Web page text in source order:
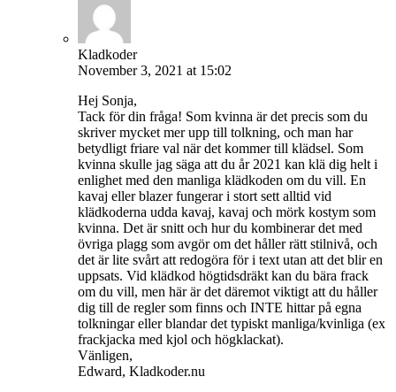
Kladkoder
November 3, 2021 at 15:02
Hej Sonja,
Tack för din fråga! Som kvinna är det precis som du
skriver mycket mer upp till tolkning, och man har
betydligt friare val när det kommer till klädsel. Som
kvinna skulle jag säga att du år 2021 kan klä dig helt i
enlighet med den manliga klädkoden om du vill. En
kavaj eller blazer fungerar i stort sett alltid vid
klädkoderna udda kavaj, kavaj och mörk kostym som
kvinna. Det är snitt och hur du kombinerar det med
övriga plagg som avgör om det håller rätt stilnivå, och
det är lite svårt att redogöra för i text utan att det blir en
uppsats. Vid klädkod högtidsdräkt kan du bära frack
om du vill, men här är det däremot viktigt att du håller
dig till de regler som finns och INTE hittar på egna
tolkningar eller blandar det typiskt manliga/kvinliga (ex
frackjacka med kjol och högklackat).
Vänligen,
Edward, Kladkoder.nu